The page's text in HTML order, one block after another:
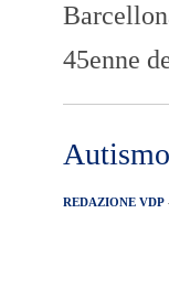
45enne
REDAZIONE VDP